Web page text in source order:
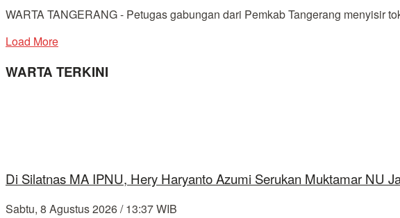
WARTA TANGERANG - Petugas gabungan dari Pemkab Tangerang menyisir
Load More
WARTA TERKINI
Di Silatnas MA IPNU, Hery Haryanto Azumi Serukan Muktamar NU
Sabtu, 8 Agustus 2026 / 13:37 WIB